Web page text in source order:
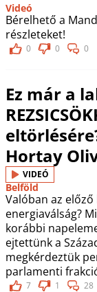
Videó
Bérelhető a
részleteket!
0 0 0
Ez már a
Hortay
VIDEÓ
Belföld
Valóban az
energiaválság?
korábbi
ejtettünk a
megkérdeztük
parlamenti
7 1 28